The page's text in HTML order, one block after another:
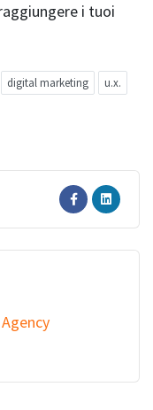
i tuoi
digital marketing
u.x.